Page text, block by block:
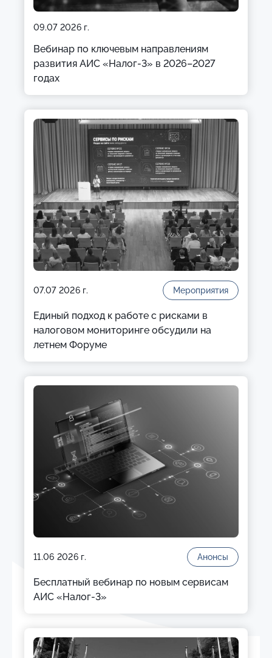
09.07 2026 г.
Вебинар по ключевым направлениям
развития АИС «Налог-3» в 2026–2027
годах
07.07 2026 г. Мероприятия
Единый подход к работе с рисками в
налоговом мониторинге обсудили на
летнем Форуме
11.06 2026 г. Анонсы
Бесплатный вебинар по новым сервисам
АИС «Налог-3»